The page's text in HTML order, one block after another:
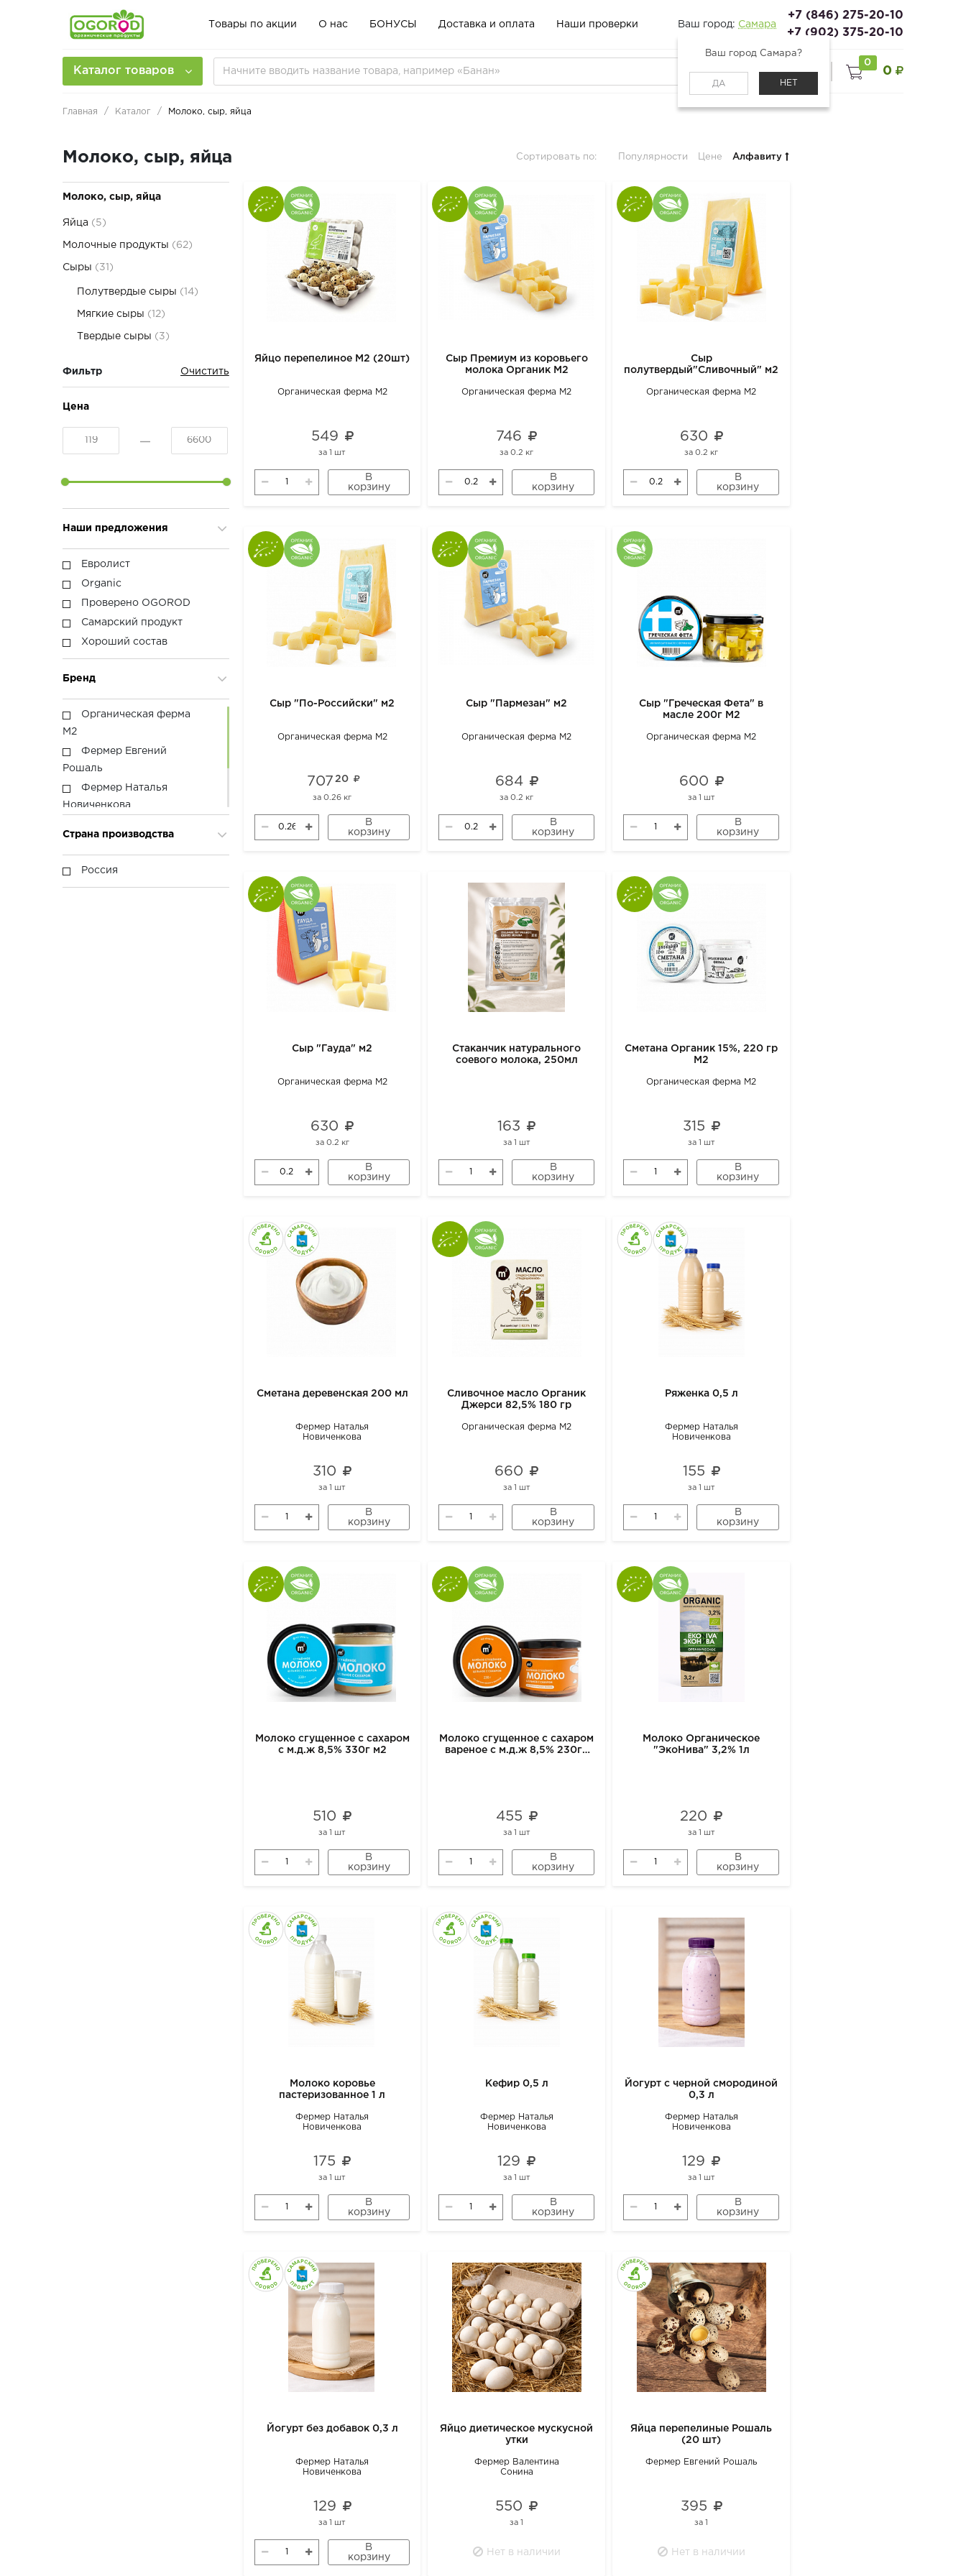
Товары по акции О нас БОНУСЫ Доставка и оплата Наши проверки Ваш город: Самара
Ваш город Самара?
ДА НЕТ
+7 (846) 275-20-10
+7 (902) 375-20-10
Каталог товаров
0
0
Главная Каталог Молоко, сыр, яйца
Молоко, сыр, яйца Сортировать по: Популярности Цене Алфавиту
Молоко, сыр, яйца
Яйца (5)
Молочные продукты (62)
Сыры (31)
Полутвердые сыры (14)
Мягкие сыры (12)
Твердые сыры (3)
Фильтр
Цена
Наши предложения
Евролист
Organic
Проверено OGOROD
Самарский продукт
Хороший состав
Бренд
Органическая ферма
М2
Фермер Евгений
Рошаль
Фермер Наталья
Новиченкова
Страна производства
Россия
Яйцо перепелиное М2 (20шт)
Органическая ферма М2
549
за1 шт
В
корзину
Сыр Премиум из коровьего
молока Органик М2
Органическая ферма М2
746
за0.2 кг
В
корзину
Сыр
полутвердый"Сливочный" м2
Органическая ферма М2
630
за0.2 кг
В
корзину
Сыр "По-Российски" м2
Органическая ферма М2
707 20
за0.26 кг
В
корзину
Сыр "Пармезан" м2
Органическая ферма М2
684
за0.2 кг
В
корзину
Сыр "Греческая Фета" в
масле 200г М2
Органическая ферма М2
600
за 1 шт
В
корзину
Сыр "Гауда" м2
Органическая ферма М2
630
за 0.2 кг
В
корзину
Стаканчик натурального
соевого молока, 250мл
163
за 1 шт
В
корзину
Сметана Органик 15%, 220 гр
М2
Органическая ферма М2
315
за 1 шт
В
корзину
Сметана деревенская 200 мл
Фермер Наталья
Новиченкова
310
за1 шт
В
корзину
Сливочное масло Органик
Джерси 82,5% 180 гр
Органическая ферма М2
660
за 1 шт
В
корзину
Ряженка 0,5 л
Фермер Наталья
Новиченкова
155
за 1 шт
В
корзину
Молоко сгущенное с сахаром
с м.д.ж 8,5% 330г м2
510
за1 шт
В
корзину
Молоко сгущенное с сахаром
вареное с м.д.ж 8,5% 230гр
455
за 1 шт
В
корзину
Молоко Органическое
"ЭкоНива" 3,2% 1л
220
за 1 шт
В
корзину
Молоко коровье
пастеризованное 1 л
Фермер Наталья
Новиченкова
175
за1 шт
В
корзину
Кефир 0,5 л
Фермер Наталья
Новиченкова
129
за 1 шт
В
корзину
Йогурт с черной смородиной
0,3 л
Фермер Наталья
Новиченкова
129
за 1 шт
В
корзину
Йогурт без добавок 0,3 л
Фермер Наталья
Новиченкова
129
за1 шт
В
корзину
Яйцо диетическое мускусной
утки
Фермер Валентина
Сонина
550
за1
Нет в наличии
Яйца перепелиные Рошаль
(20 шт)
Фермер Евгений Рошаль
395
за1
Нет в наличии